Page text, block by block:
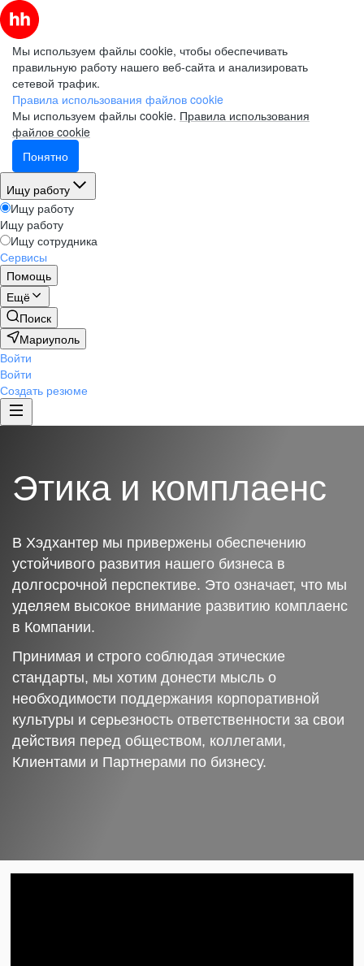
Мы используем файлы cookie, чтобы обеспечивать
правильную работу нашего веб-сайта и анализировать
сетевой трафик.
Правила использования файлов cookie
Мы используем файлы cookie. Правила использования
файлов cookie
Понятно
Ищу работу
Ищу работу
Ищу работу
Ищу сотрудника
Сервисы
Помощь
Ещё
Поиск
Мариуполь
Войти
Войти
Создать резюме
Этика и комплаенс
В Хэдхантер мы привержены обеспечению
устойчивого развития нашего бизнеса в
долгосрочной перспективе. Это означает, что мы
уделяем высокое внимание развитию комплаенс
в Компании.
Принимая и строго соблюдая этические
стандарты, мы хотим донести мысль о
необходимости поддержания корпоративной
культуры и серьезность ответственности за свои
действия перед обществом, коллегами,
Клиентами и Партнерами по бизнесу.